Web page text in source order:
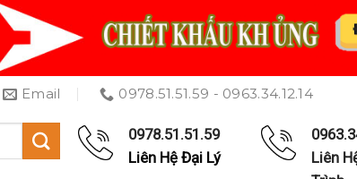
Email 0978.51.51.59 - 0963.34.12.14
0978.51.51.59
Liên Hệ Đại Lý
Liên